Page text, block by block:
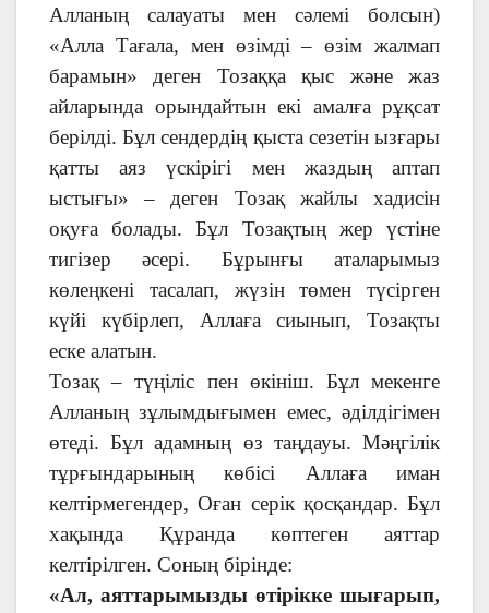
Алланың салауаты мен сәлемі болсын)
«Алла Тағала, мен өзімді – өзім жалмап
барамын» деген Тозаққа қыс және жаз
айларында орындайтын екі амалға рұқсат
берілді. Бұл сендердің қыста сезетін ызғары
қатты аяз үскірігі мен жаздың аптап
ыстығы» – деген Тозақ жайлы хадисін
оқуға болады. Бұл Тозақтың жер үстіне
тигізер әсері. Бұрынғы аталарымыз
көлеңкені тасалап, жүзін төмен түсірген
күйі күбірлеп, Аллаға сиынып, Тозақты
еске алатын.
Тозақ – түңіліс пен өкініш. Бұл мекенге
Алланың зұлымдығымен емес, әділдігімен
өтеді. Бұл адамның өз таңдауы. Мәңгілік
тұрғындарының көбісі Аллаға иман
келтірмегендер, Оған серік қосқандар. Бұл
хақында Құранда көптеген аяттар
келтірілген. Соның бірінде:
«Ал, аяттарымызды өтірікке шығарып,